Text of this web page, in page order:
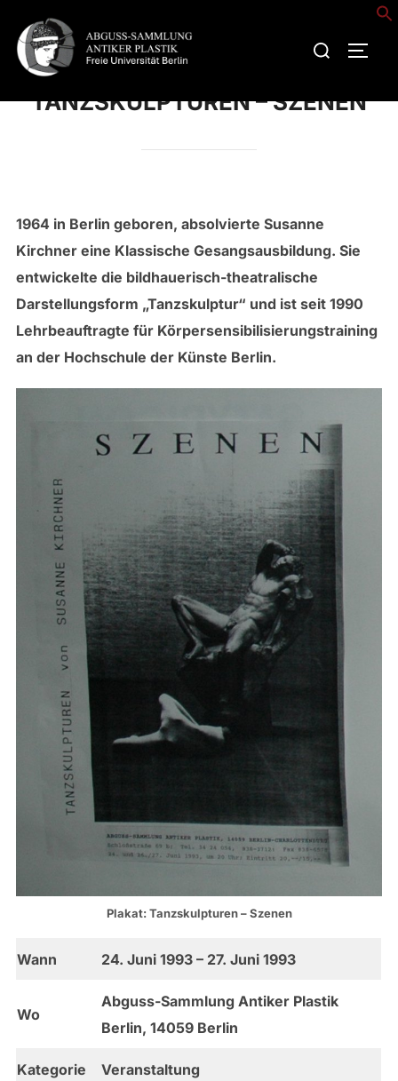
Inhalt
springen
Suchen
TANZSKULPTUREN – SZENEN
1964 in Berlin geboren, absolvierte Susanne
Kirchner eine Klassische Gesangsausbildung. Sie
entwickelte die bildhauerisch-theatralische
Darstellungsform „Tanzskulptur“ und ist seit 1990
Lehrbeauftragte für Körpersensibilisierungstraining
an der Hochschule der Künste Berlin.
Plakat: Tanzskulpturen – Szenen
Wann 24. Juni 1993 – 27. Juni 1993
Wo
Abguss-Sammlung Antiker Plastik
Berlin, 14059 Berlin
Kategorie Veranstaltung